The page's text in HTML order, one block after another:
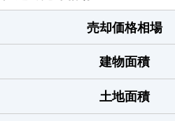
売却価格相場
建物面積
土地面積